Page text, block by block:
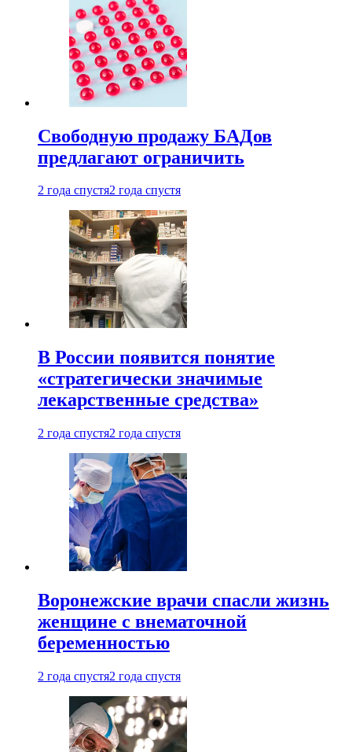
Свободную продажу БАДов
предлагают ограничить
2 года спустя2 года спустя
В России появится понятие
«стратегически значимые
лекарственные средства»
2 года спустя2 года спустя
Воронежские врачи спасли жизнь
женщине с внематочной
беременностью
2 года спустя2 года спустя